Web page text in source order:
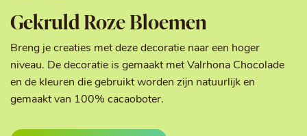
Gekruld Roze Bloemen
Breng je creaties met deze decoratie naar een hoger
niveau. De decoratie is gemaakt met Valrhona Chocolade
en de kleuren die gebruikt worden zijn natuurlijk en
gemaakt van 100% cacaoboter.